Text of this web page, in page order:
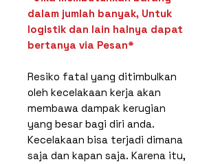
dalam jumlah banyak, Untuk
logistik dan lain halnya dapat
bertanya via Pesan*
Resiko fatal yang ditimbulkan
oleh kecelakaan kerja akan
membawa dampak kerugian
yang besar bagi diri anda.
Kecelakaan bisa terjadi dimana
saja dan kapan saja. Karena itu,